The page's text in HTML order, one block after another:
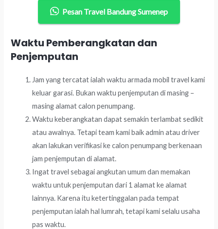
Pesan Travel Bandung Sumenep
Waktu Pemberangkatan dan
Penjemputan
Jam yang tercatat ialah waktu armada mobil travel kami
keluar garasi. Bukan waktu penjemputan di masing –
masing alamat calon penumpang.
Waktu keberangkatan dapat semakin terlambat sedikit
atau awalnya. Tetapi team kami baik admin atau driver
akan lakukan verifikasi ke calon penumpang berkenaan
jam penjemputan di alamat.
Ingat travel sebagai angkutan umum dan memakan
waktu untuk penjemputan dari 1 alamat ke alamat
lainnya. Karena itu ketertinggalan pada tempat
penjemputan ialah hal lumrah, tetapi kami selalu usaha
pas waktu.